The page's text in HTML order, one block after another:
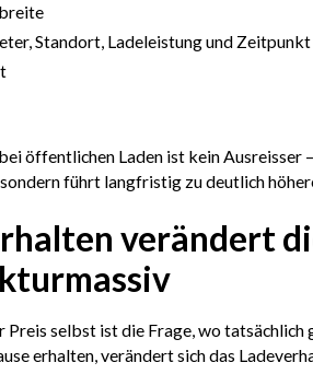
Standort, Ladeleistung und Zeitpunkt
öffentlichen Laden ist kein
führt langfristig zu deutlich
verändert
Preis selbst ist die Frage, wo
erhalten, verändert sich das